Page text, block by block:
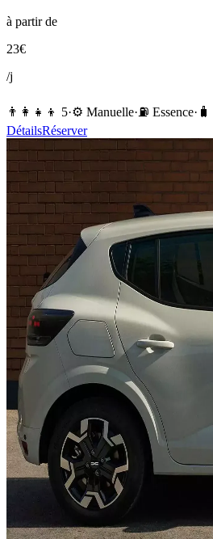
à partir de
23€
/j
👨‍👩‍👧‍👦 5·⚙️ Manuelle·⛽️ Essence· 🧳
DétailsRéserver